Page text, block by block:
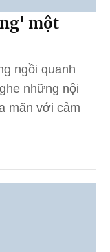
một
ngồi quanh
những nội
mãn với cảm